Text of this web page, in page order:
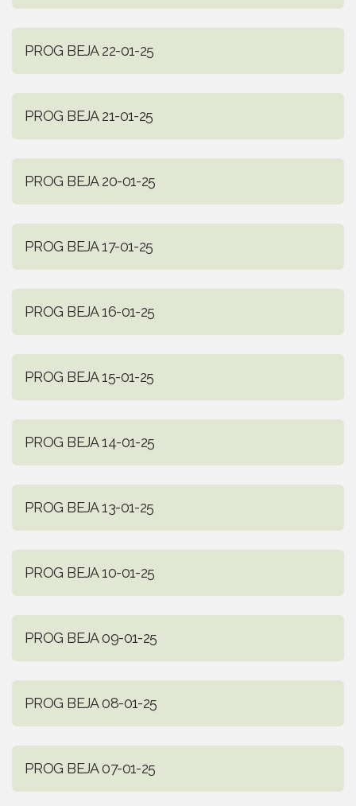
PROG BEJA 22-01-25
PROG BEJA 21-01-25
PROG BEJA 20-01-25
PROG BEJA 17-01-25
PROG BEJA 16-01-25
PROG BEJA 15-01-25
PROG BEJA 14-01-25
PROG BEJA 13-01-25
PROG BEJA 10-01-25
PROG BEJA 09-01-25
PROG BEJA 08-01-25
PROG BEJA 07-01-25